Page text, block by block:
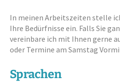
In meinen Arbeitszeiten stelle
Ihre Bedürfnisse ein. Falls Sie
vereinbare ich mit Ihnen gerne
oder Termine am Samstag
Sprachen